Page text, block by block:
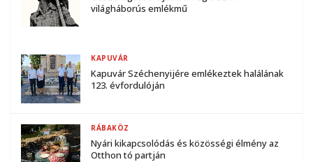
világháborús emlékmű
Kapuvár Széchenyijére emlékeztek halálának
123. évfordulóján
KAPUVÁR
Nyári kikapcsolódás és közösségi élmény az
Otthon tó partján
RÁBAKÖZ